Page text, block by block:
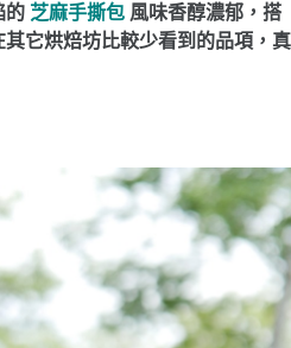
的 芝麻手撕包 風味香醇濃郁，搭
它烘焙坊比較少看到的品項，真